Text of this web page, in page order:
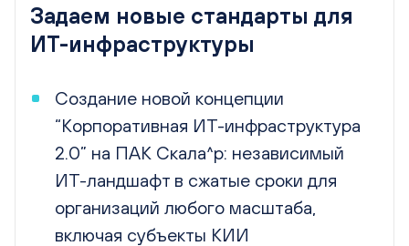
Модульная платформа для
гибкого масштабирования ИТ-
Количество сотрудников выросло до
150, выручка – до 17 млрд рублей
Компания вошла в топ-5 рейтинга
CNews «Рейтинг российских